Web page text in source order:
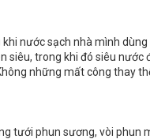
nước sạch nhà mình
trong khi đó siêu
những mất công thay
tưới phun sương, vòi